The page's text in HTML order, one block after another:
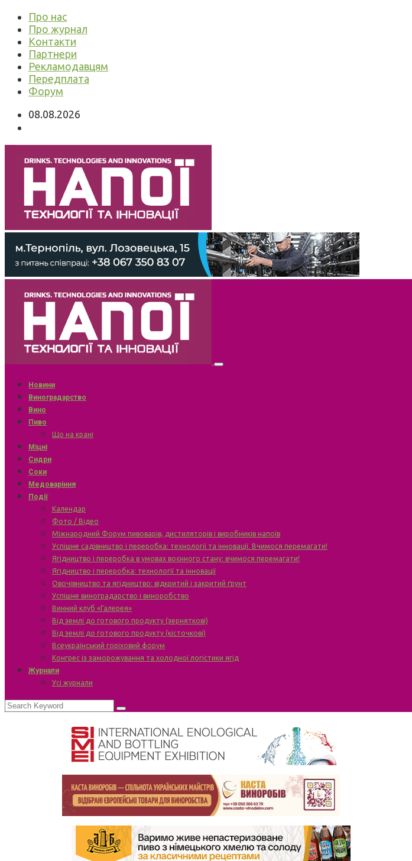
Про нас
Про журнал
Контакти
Партнери
Рекламодавцям
Передплата
Форум
08.08.2026
Новини
Виноградарство
Вино
Пиво
Що на крані
Міцні
Сидри
Соки
Медоваріння
Події
Календар
Фото / Відео
Міжнародний Форум пивоварів, дистиляторів і виробників напоїв
Успішне садівництво і переробка: технології та інновації. Вчимося перемагати!
Ягідництво і переробка в умовах воєнного стану: вчимося перемагати!
Ягідництво і переробка: технології та інновації
Овочівництво та ягідництво: відкритий і закритий ґрунт
Успішне виноградарство і виноробство
Винний клуб «Галерея»
Від землі до готового продукту (зерняткові)
Від землі до готового продукту (кісточкові)
Всеукраїнський горіховий форум
Конгрес із заморожування та холодної логістики ягід
Журнали
Усі журнали